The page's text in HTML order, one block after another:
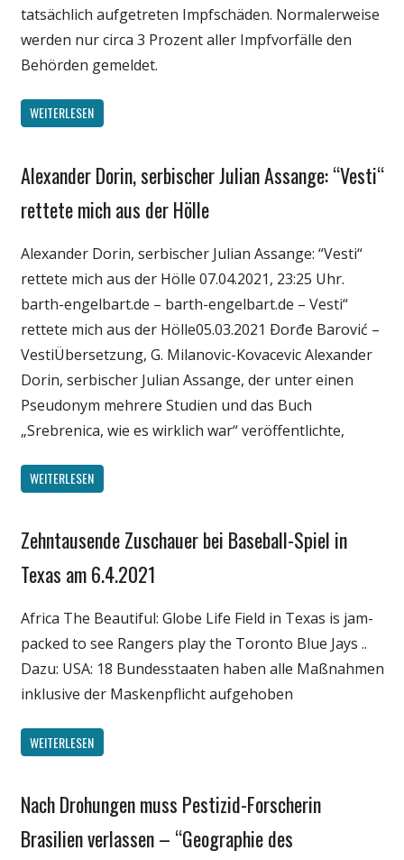
tatsächlich aufgetreten Impfschäden. Normalerweise
werden nur circa 3 Prozent aller Impfvorfälle den
Behörden gemeldet.
WEITERLESEN
Gesellschaft
Wissenschaft
Alexander Dorin, serbischer Julian Assange: “Vesti“
rettete mich aus der Hölle
Alexander Dorin, serbischer Julian Assange: “Vesti“
rettete mich aus der Hölle 07.04.2021, 23:25 Uhr.
barth-engelbart.de – barth-engelbart.de – Vesti“
rettete mich aus der Hölle05.03.2021 Ðorđe Barović –
VestiÜbersetzung, G. Milanovic-Kovacevic Alexander
Dorin, serbischer Julian Assange, der unter einen
Pseudonym mehrere Studien und das Buch
„Srebrenica, wie es wirklich war“ veröffentlichte,
WEITERLESEN
Gesellschaft
Wirtschaft
Wissenschaft
Zehntausende Zuschauer bei Baseball-Spiel in
Texas am 6.4.2021
Africa The Beautiful: Globe Life Field in Texas is jam-
packed to see Rangers play the Toronto Blue Jays ..
Dazu: USA: 18 Bundesstaaten haben alle Maßnahmen
inklusive der Maskenpflicht aufgehoben
WEITERLESEN
Gesellschaft
Politik
Nach Drohungen muss Pestizid-Forscherin
Brasilien verlassen – “Geographie des